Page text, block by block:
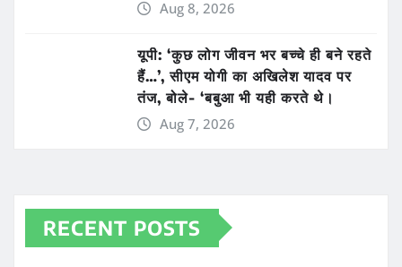
Aug 8, 2026
यूपी: ‘कुछ लोग जीवन भर बच्चे ही बने रहते
हैं…’, सीएम योगी का अखिलेश यादव पर
तंज, बोले- ‘बबुआ भी यही करते थे।
Aug 7, 2026
RECENT POSTS